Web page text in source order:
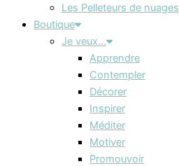
Les Pelleteurs de nuages
Boutique
Je veux…
Apprendre
Contempler
Décorer
Inspirer
Méditer
Motiver
Promouvoir